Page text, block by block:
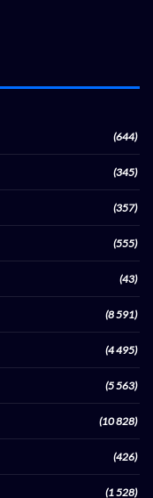
(644)
(345)
(357)
(555)
(43)
(8 591)
(4 495)
(5 563)
(10 828)
(426)
(1 528)